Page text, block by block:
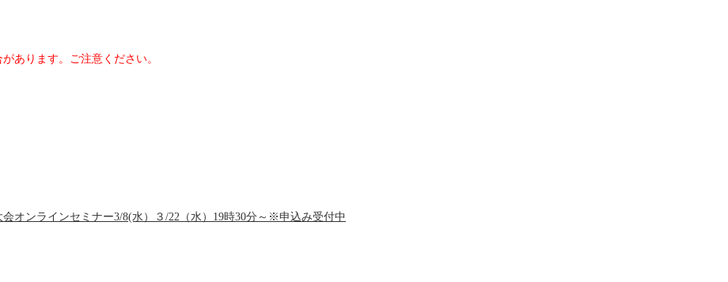
あります。ご注意ください。
オンラインセミナー3/8(水）３/22（水）19時30分～※申込み受付中